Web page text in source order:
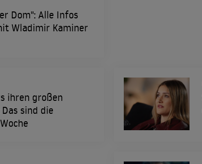
Dom": Alle Infos
Wladimir Kaminer
ihren großen
sind die